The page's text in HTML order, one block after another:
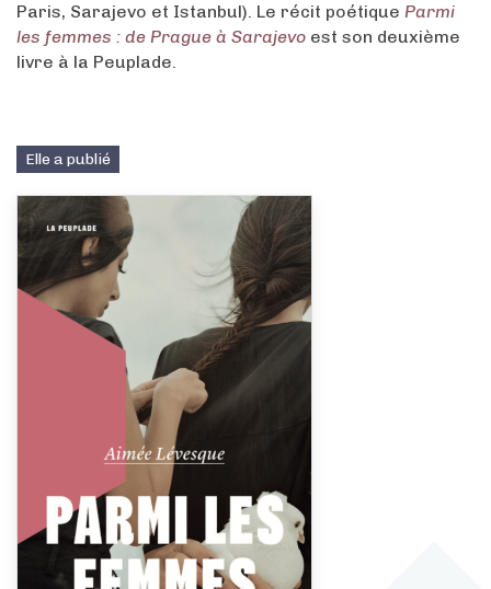
Paris, Sarajevo et Istanbul). Le récit poétique Parmi
les femmes : de Prague à Sarajevo est son deuxième
livre à la Peuplade.
Elle a publié